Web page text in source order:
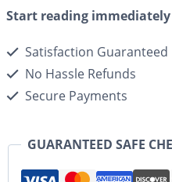
Start reading
Satisfaction Guaranteed
No Hassle Refunds
Secure Payments
GUARANTEED SAFE